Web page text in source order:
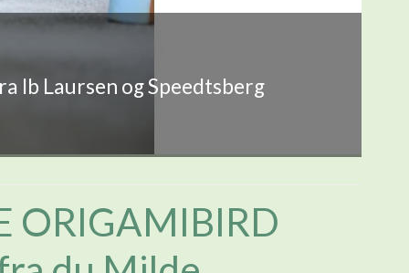
Ib Laursen og Speedtsberg
ORIGAMIBIRD